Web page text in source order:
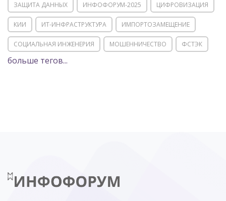
ЗАЩИТА ДАННЫХ ИНФОФОРУМ-2025 ЦИФРОВИЗАЦИЯ
КИИ ИТ-ИНФРАСТРУКТУРА ИМПОРТОЗАМЕЩЕНИЕ
СОЦИАЛЬНАЯ ИНЖЕНЕРИЯ МОШЕННИЧЕСТВО ФСТЭК
POSITIVE TECHNOLOGIES
МИНЦИФРЫ РОССИИ NGFW
больше тегов...